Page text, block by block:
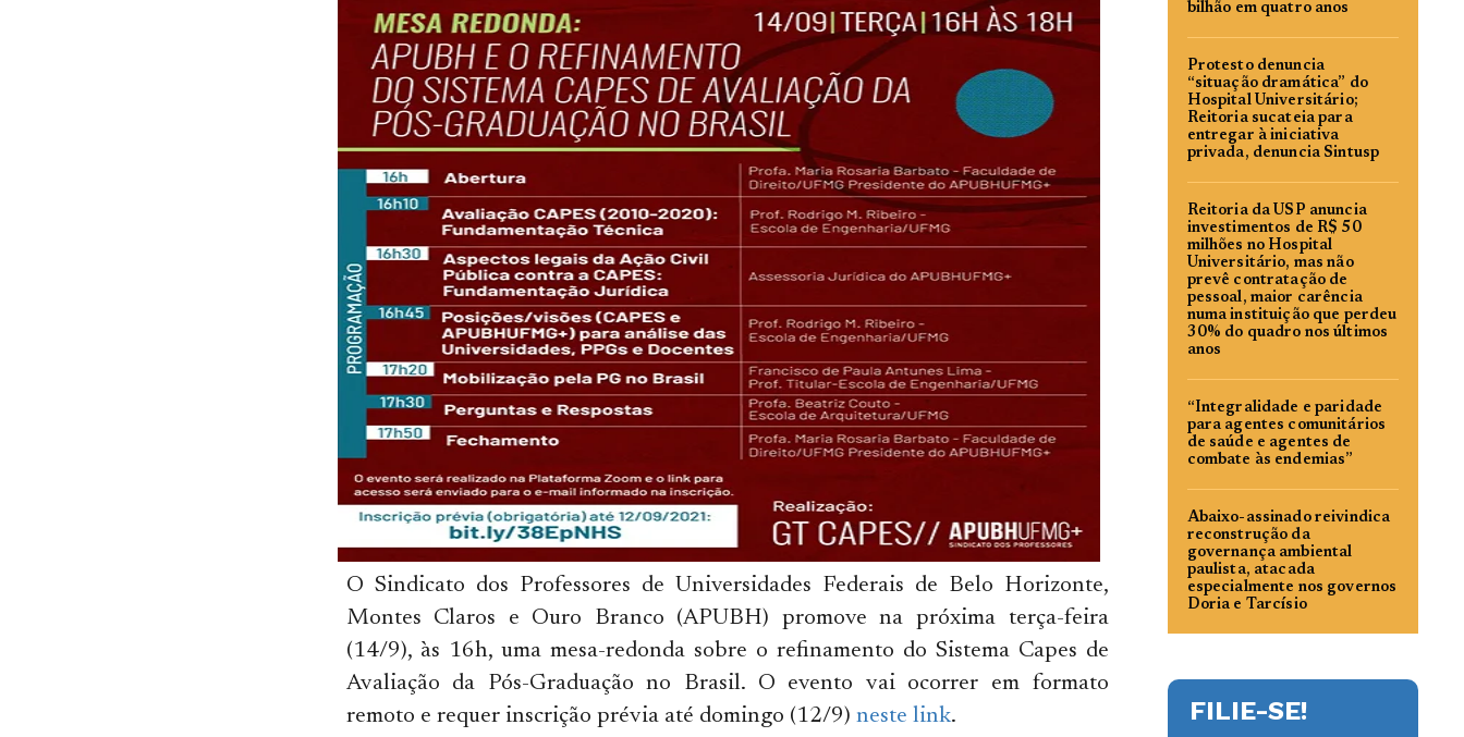
O Sindicato dos Professores de Universidades Federais de Belo Horizonte,
Montes Claros e Ouro Branco (APUBH) promove na próxima terça-feira
(14/9), às 16h, uma mesa-redonda sobre o refinamento do Sistema Capes de
Avaliação da Pós-Graduação no Brasil. O evento vai ocorrer em formato
remoto e requer inscrição prévia até domingo (12/9) neste link.
bilhão em quatro anos
Protesto denuncia
“situação dramática” do
Hospital Universitário;
Reitoria sucateia para
entregar à iniciativa
privada, denuncia Sintusp
Reitoria da USP anuncia
investimentos de R$ 50
milhões no Hospital
Universitário, mas não
prevê contratação de
pessoal, maior carência
numa instituição que perdeu
30% do quadro nos últimos
anos
“Integralidade e paridade
para agentes comunitários
de saúde e agentes de
combate às endemias”
Abaixo-assinado reivindica
reconstrução da
governança ambiental
paulista, atacada
especialmente nos governos
Doria e Tarcísio
FILIE-SE!